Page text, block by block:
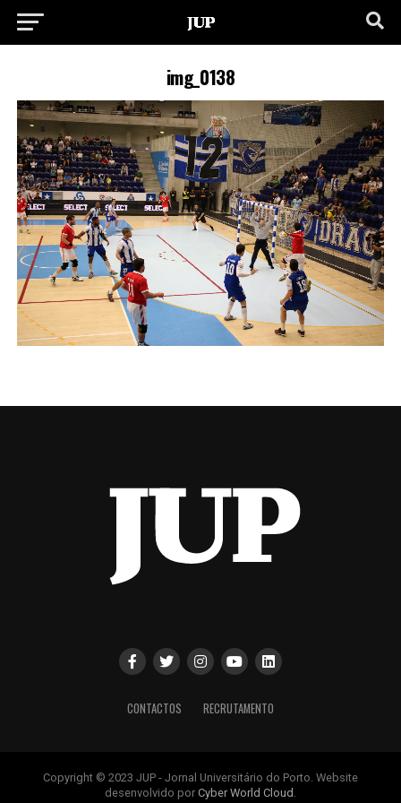
img_0138
CONTACTOS RECRUTAMENTO
Copyright © 2023 JUP - Jornal Universitário do Porto. Website
desenvolvido por Cyber World Cloud